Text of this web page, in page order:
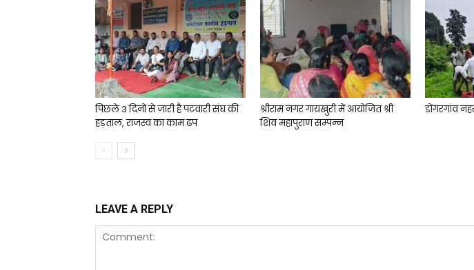
पिछले 3 दिनों से जारी है पटवारी संघ की
हड़ताल, राजस्व का काम ढप
श्रीराम नगर गायखुरी में आयोजित श्री
शिव महापुराण सम्पन्न
डोंगरगांव
LEAVE A REPLY